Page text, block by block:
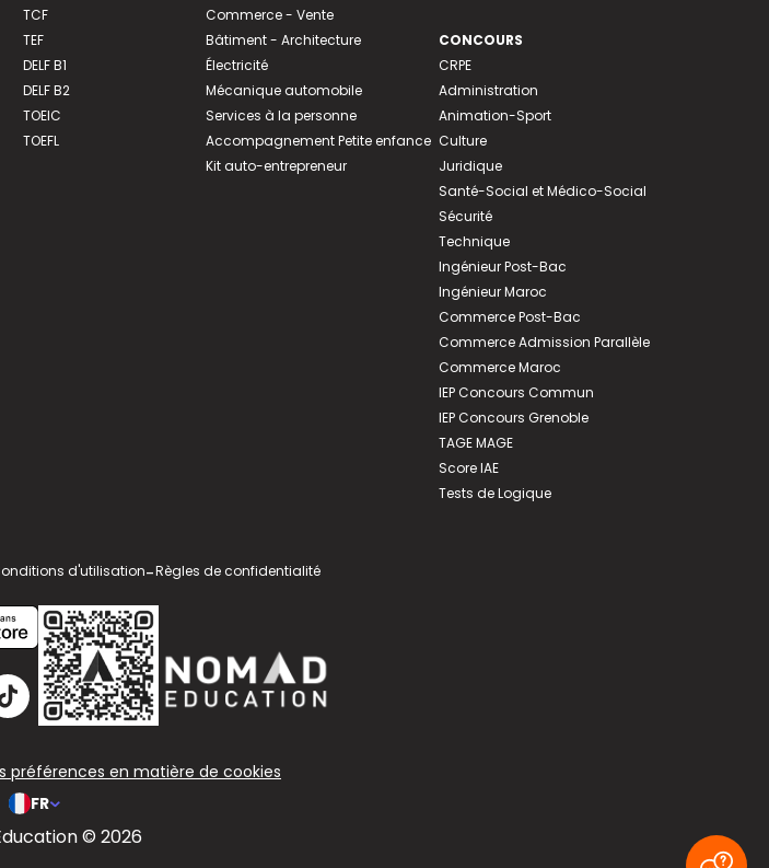
TCF
TEF
DELF B1
DELF B2
TOEIC
TOEFL
Commerce - Vente
Bâtiment - Architecture
Électricité
Mécanique automobile
Services à la personne
Accompagnement Petite enfance
Kit auto-entrepreneur
CONCOURS
CRPE
Administration
Animation-Sport
Culture
Juridique
Santé-Social et Médico-Social
Sécurité
Technique
Ingénieur Post-Bac
Ingénieur Maroc
Commerce Post-Bac
Commerce Admission Parallèle
Commerce Maroc
IEP Concours Commun
IEP Concours Grenoble
TAGE MAGE
Score IAE
Tests de Logique
d'utilisation-Règles de confidentialité
préférences en matière de cookies
FR
© 2026